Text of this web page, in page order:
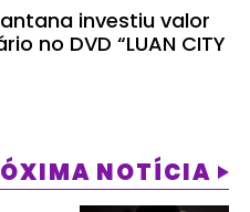
investiu valor
no DVD “LUAN CITY
NOTÍCIA